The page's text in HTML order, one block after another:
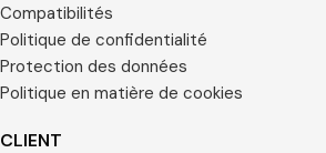
Compatibilités
Politique de confidentialité
Protection des données
Politique en matière de cookies
CLIENT